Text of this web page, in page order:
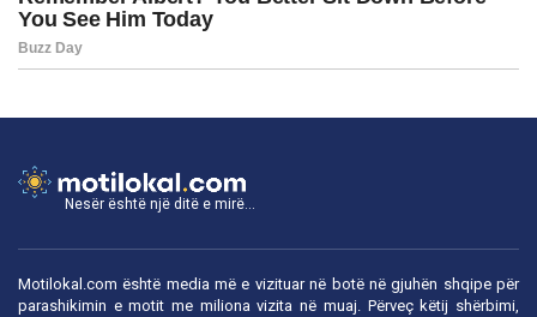
Nesër është një ditë e mirë...
Motilokal.com është media më e vizituar në botë në gjuhën shqipe për
parashikimin e motit me miliona vizita në muaj. Përveç këtij shërbimi,